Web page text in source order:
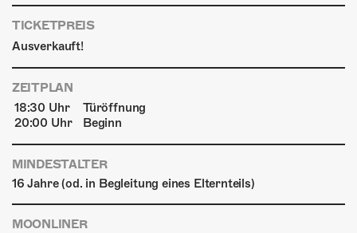
TICKETPREIS
Ausverkauft!
ZEITPLAN
18:30 Uhr
Türöffnung
20:00 Uhr
Beginn
MINDESTALTER
16 Jahre (od. in Begleitung eines Elternteils)
MOONLINER